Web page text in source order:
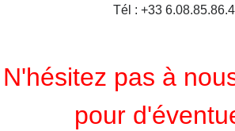
Tél : +33
N'hésitez pas à
pour